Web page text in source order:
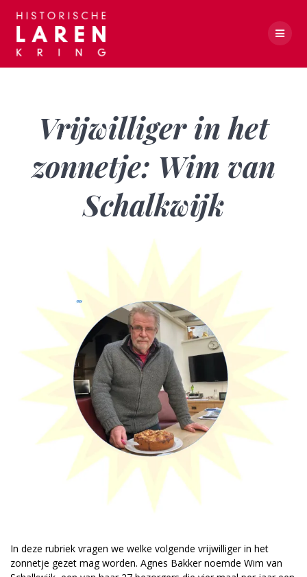
Vrijwilliger in het
zonnetje: Wim van
Schalkwijk
In deze rubriek vragen we welke volgende vrijwilliger in het
zonnetje gezet mag worden. Agnes Bakker noemde Wim van